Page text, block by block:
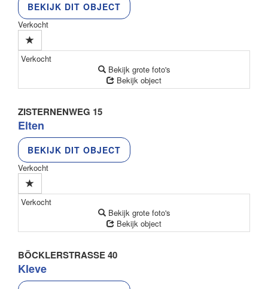
BEKIJK DIT OBJECT
Verkocht
Verkocht
Bekijk grote foto's
Bekijk object
ZISTERNENWEG 15
Elten
BEKIJK DIT OBJECT
Verkocht
Verkocht
Bekijk grote foto's
Bekijk object
BÖCKLERSTRASSE 40
Kleve